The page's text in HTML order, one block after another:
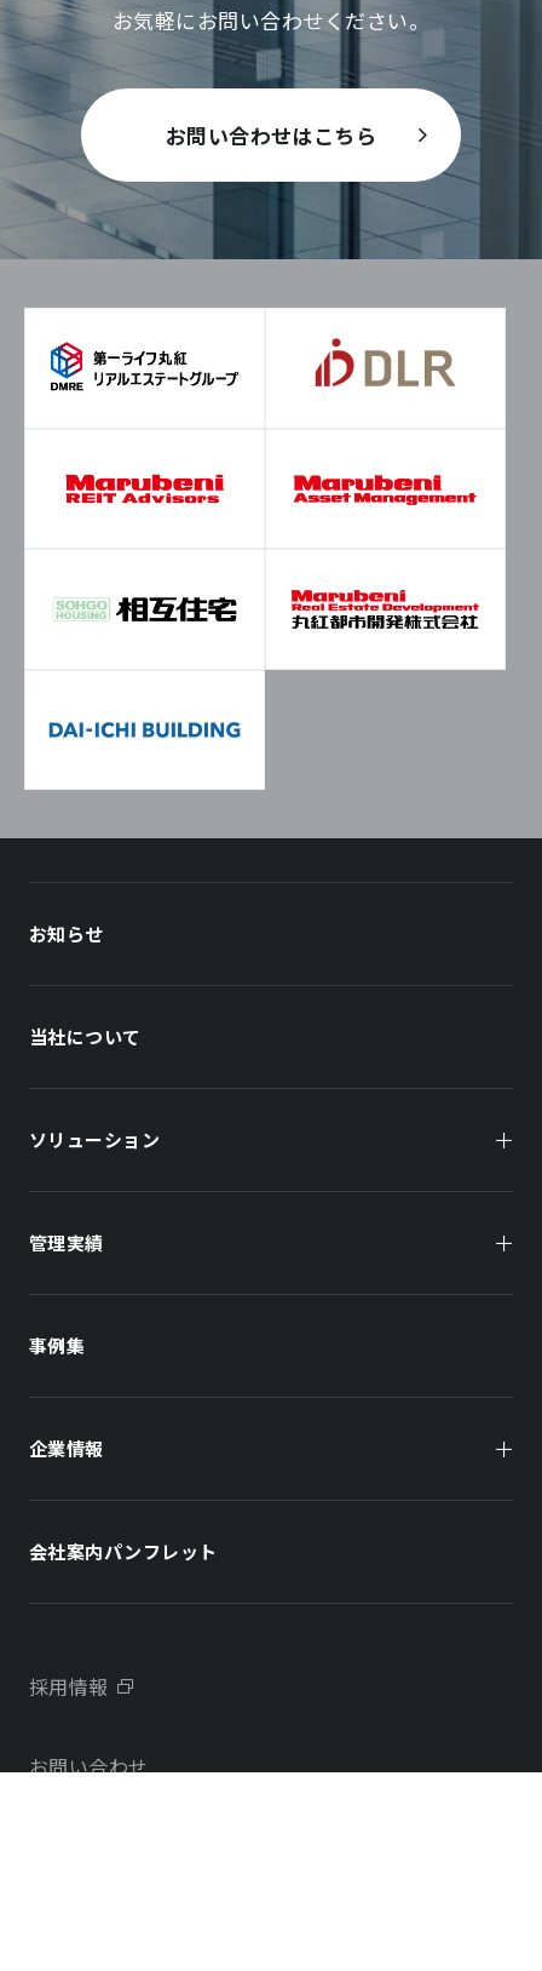
お気軽にお問い合わせください。
お問い合わせはこちら
お知らせ
当社について
ソリューション
オーナー様向け
オフィスビル
住まい（社宅・賃貸住宅）
学校・教育施設
不動産開発をご検討の方へ
物件をお探しの方向け
管理実績
住まい（賃貸住宅）
事例集
企業情報
会社案内パンフレット
採用情報
お問い合わせ